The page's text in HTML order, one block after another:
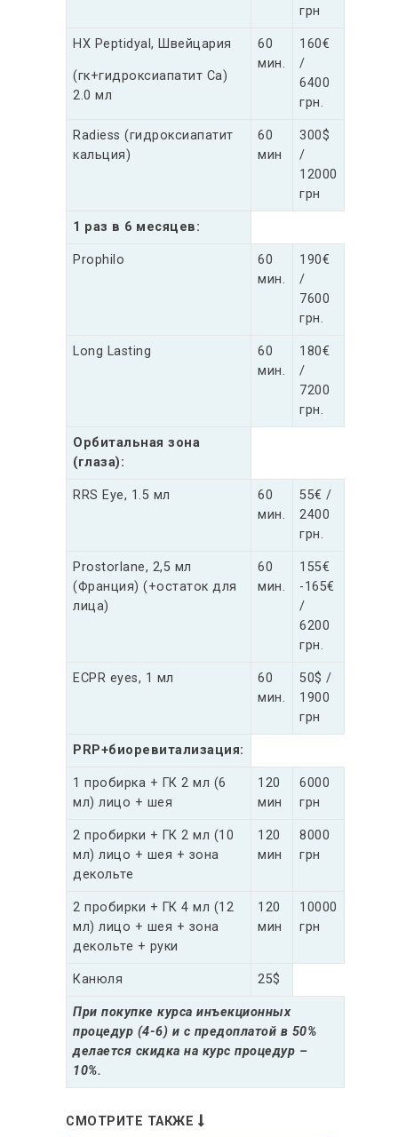
грн
HX Peptidyal, Швейцария
(гк+гидроксиапатит Са)
2.0 мл
60
мин.
160€
/
6400
грн.
Radiess (гидроксиапатит
кальция)
60
мин
300$
/
12000
грн
1 раз в 6 месяцев:
Prophilo
60
мин.
190€
/
7600
грн.
Long Lasting
60
мин.
180€
/
7200
грн.
Орбитальная зона
(глаза):
RRS Eye, 1.5 мл
60
мин.
55€ /
2400
грн.
Prostorlane, 2,5 мл
(Франция) (+остаток для
лица)
60
мин.
155€
-165€
/
6200
грн.
ECPR eyes, 1 мл
60
мин.
50$ /
1900
грн
PRP+биоревитализация:
1 пробирка + ГК 2 мл (6
мл) лицо + шея
120
мин
6000
грн
2 пробирки + ГК 2 мл (10
мл) лицо + шея + зона
декольте
120
мин
8000
грн
2 пробирки + ГК 4 мл (12
мл) лицо + шея + зона
декольте + руки
120
мин
10000
грн
Канюля 25$
При покупке курса инъекционных
процедур (4-6) и с предоплатой в 50%
делается скидка на курс процедур –
10%.
СМОТРИТЕ ТАКЖЕ